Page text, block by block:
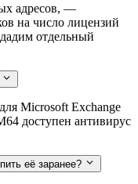
адресов, —
на число лицензий
отдельный
Microsoft Exchange
доступен антивирус
её заранее?